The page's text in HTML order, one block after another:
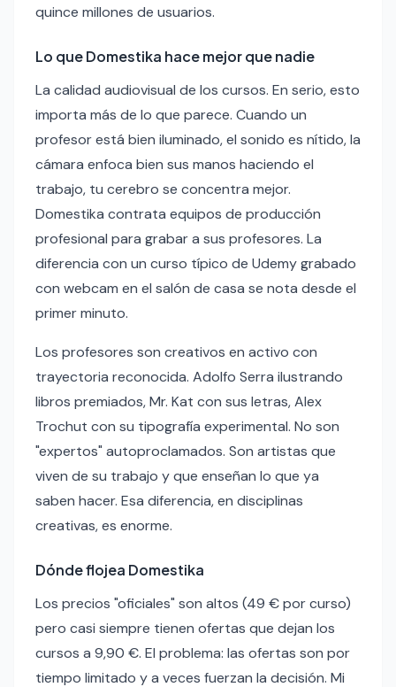
quince millones de usuarios.
Lo que Domestika hace mejor que nadie
La calidad audiovisual de los cursos. En serio, esto
importa más de lo que parece. Cuando un
profesor está bien iluminado, el sonido es nítido, la
cámara enfoca bien sus manos haciendo el
trabajo, tu cerebro se concentra mejor.
Domestika contrata equipos de producción
profesional para grabar a sus profesores. La
diferencia con un curso típico de Udemy grabado
con webcam en el salón de casa se nota desde el
primer minuto.
Los profesores son creativos en activo con
trayectoria reconocida. Adolfo Serra ilustrando
libros premiados, Mr. Kat con sus letras, Alex
Trochut con su tipografía experimental. No son
"expertos" autoproclamados. Son artistas que
viven de su trabajo y que enseñan lo que ya
saben hacer. Esa diferencia, en disciplinas
creativas, es enorme.
Dónde flojea Domestika
Los precios "oficiales" son altos (49 € por curso)
pero casi siempre tienen ofertas que dejan los
cursos a 9,90 €. El problema: las ofertas son por
tiempo limitado y a veces fuerzan la decisión. Mi